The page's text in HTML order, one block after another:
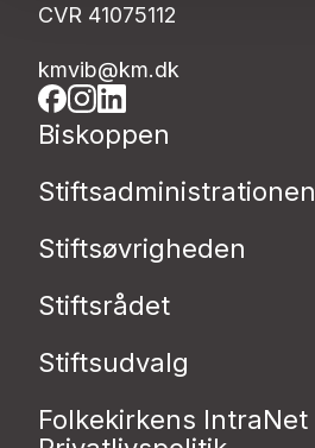
CVR 41075112
kmvib@km.dk
Biskoppen
Stiftsadministrationen
Stiftsøvrigheden
Stiftsrådet
Stiftsudvalg
Folkekirkens IntraNet